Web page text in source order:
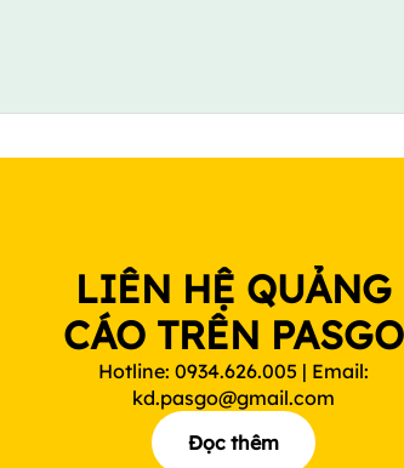
LIÊN HỆ QUẢNG
CÁO TRÊN PASGO
Hotline: 0934.626.005 | Email:
kd.pasgo@gmail.com
Đọc thêm